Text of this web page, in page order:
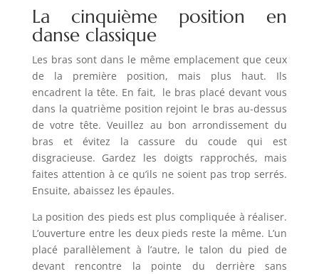
La cinquième position en
danse classique
Les bras sont dans le même emplacement que ceux
de la première position, mais plus haut. Ils
encadrent la tête. En fait, le bras placé devant vous
dans la quatrième position rejoint le bras au-dessus
de votre tête. Veuillez au bon arrondissement du
bras et évitez la cassure du coude qui est
disgracieuse. Gardez les doigts rapprochés, mais
faites attention à ce qu’ils ne soient pas trop serrés.
Ensuite, abaissez les épaules.
La position des pieds est plus compliquée à réaliser.
L’ouverture entre les deux pieds reste la même. L’un
placé parallèlement à l’autre, le talon du pied de
devant rencontre la pointe du derrière sans